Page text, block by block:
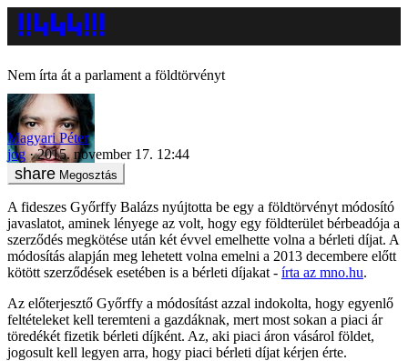
Nem írta át a parlament a földtörvényt
Magyari Péter
jog
2015. november 17. 12:44
Megosztás
A fideszes Győrffy Balázs nyújtotta be egy a földtörvényt módosító
javaslatot, aminek lényege az volt, hogy egy földterület bérbeadója a
szerződés megkötése után két évvel emelhette volna a bérleti díjat. A
módosítás alapján meg lehetett volna emelni a 2013 decembere előtt
kötött szerződések esetében is a bérleti díjakat - írta az mno.hu.
Az előterjesztő Győrffy a módosítást azzal indokolta, hogy egyenlő
feltételeket kell teremteni a gazdáknak, mert most sokan a piaci ár
töredékét fizetik bérleti díjként. Az, aki piaci áron vásárol földet,
jogosult kell legyen arra, hogy piaci bérleti díjat kérjen érte.